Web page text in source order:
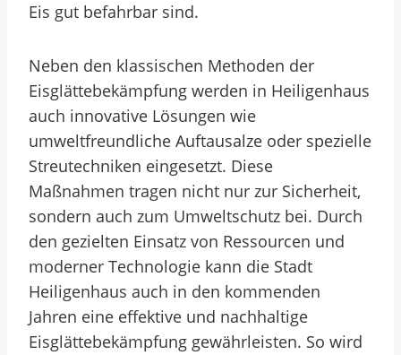
Eis gut befahrbar sind.
Neben den klassischen Methoden der
Eisglättebekämpfung werden in Heiligenhaus
auch innovative Lösungen wie
umweltfreundliche Auftausalze oder spezielle
Streutechniken eingesetzt. Diese
Maßnahmen tragen nicht nur zur Sicherheit,
sondern auch zum Umweltschutz bei. Durch
den gezielten Einsatz von Ressourcen und
moderner Technologie kann die Stadt
Heiligenhaus auch in den kommenden
Jahren eine effektive und nachhaltige
Eisglättebekämpfung gewährleisten. So wird